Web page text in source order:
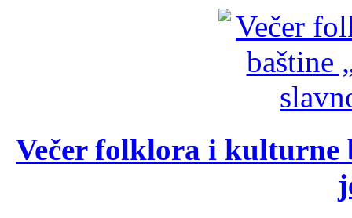
Večer folklora i kulturne